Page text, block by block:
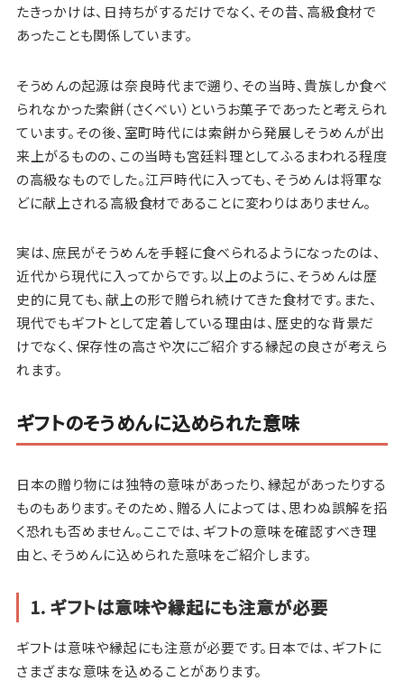
たきっかけは、日持ちがするだけでなく、その昔、高級食材で
あったことも関係しています。
そうめんの起源は奈良時代まで遡り、その当時、貴族しか食べ
られなかった索餅（さくべい）というお菓子であったと考えられ
ています。その後、室町時代には索餅から発展しそうめんが出
来上がるものの、この当時も宮廷料理としてふるまわれる程度
の高級なものでした。江戸時代に入っても、そうめんは将軍な
どに献上される高級食材であることに変わりはありません。
実は、庶民がそうめんを手軽に食べられるようになったのは、
近代から現代に入ってからです。以上のように、そうめんは歴
史的に見ても、献上の形で贈られ続けてきた食材です。また、
現代でもギフトとして定着している理由は、歴史的な背景だ
けでなく、保存性の高さや次にご紹介する縁起の良さが考えら
れます。
ギフトのそうめんに込められた意味
日本の贈り物には独特の意味があったり、縁起があったりする
ものもあります。そのため、贈る人によっては、思わぬ誤解を招
く恐れも否めません。ここでは、ギフトの意味を確認すべき理
由と、そうめんに込められた意味をご紹介します。
1. ギフトは意味や縁起にも注意が必要
ギフトは意味や縁起にも注意が必要です。日本では、ギフトに
さまざまな意味を込めることがあります。